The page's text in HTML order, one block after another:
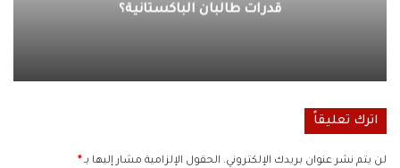
قدرات طالبان الباكستانية؟
اترك تعليقاً
لن يتم نشر عنوان بريدك الإلكتروني. الحقول الإلزامية مشار إليها بـ*